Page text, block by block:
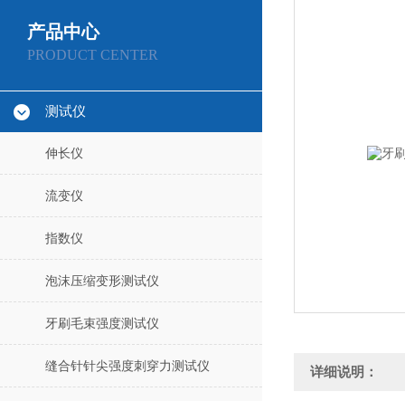
产品中心
PRODUCT CENTER
测试仪
伸长仪
流变仪
指数仪
泡沫压缩变形测试仪
牙刷毛束强度测试仪
缝合针针尖强度刺穿力测试仪 详细说明：